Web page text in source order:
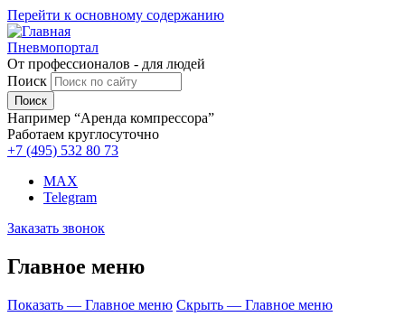
Перейти к основному содержанию
Пневмопортал
От профессионалов - для людей
Поиск
Например “Аренда компрессора”
Работаем круглосуточно
+7 (495) 532 80 73
MAX
Telegram
Заказать звонок
Главное меню
Показать — Главное меню Скрыть — Главное меню